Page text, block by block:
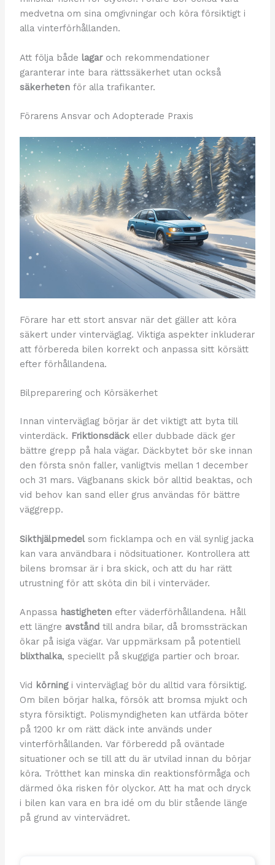
medvetna om sina omgivningar och köra försiktigt i
alla vinterförhållanden.
Att följa både lagaroch rekommendationer
garanterar inte bara rättssäkerhet utan också
säkerhetenför alla trafikanter.
Förarens Ansvar och Adopterade Praxis
Förare har ett stort ansvar när det gäller att köra
säkert under vinterväglag. Viktiga aspekter inkluderar
att förbereda bilen korrekt och anpassa sitt körsätt
efter förhållandena.
Bilpreparering och Körsäkerhet
Innan vinterväglag börjar är det viktigt att byta till
vinterdäck. Friktionsdäckeller dubbade däck ger
bättre grepp på hala vägar. Däckbytet bör ske innan
den första snön faller, vanligtvis mellan 1 december
och 31 mars. Vägbanans skick bör alltid beaktas, och
vid behov kan sand eller grus användas för bättre
väggrepp.
Sikthjälpmedelsom ficklampa och en väl synlig jacka
kan vara användbara i nödsituationer. Kontrollera att
bilens bromsar är i bra skick, och att du har rätt
utrustning för att sköta din bil i vinterväder.
Anpassa hastighetenefter väderförhållandena. Håll
ett längre avståndtill andra bilar, då bromssträckan
ökar på isiga vägar. Var uppmärksam på potentiell
blixthalka, speciellt på skuggiga partier och broar.
Vid körningi vinterväglag bör du alltid vara försiktig.
Om bilen börjar halka, försök att bromsa mjukt och
styra försiktigt. Polismyndigheten kan utfärda böter
på 1200 kr om rätt däck inte används under
vinterförhållanden. Var förberedd på oväntade
situationer och se till att du är utvilad innan du börjar
köra. Trötthet kan minska din reaktionsförmåga och
därmed öka risken för olyckor. Att ha mat och dryck
i bilen kan vara en bra idé om du blir stående länge
på grund av vintervädret.